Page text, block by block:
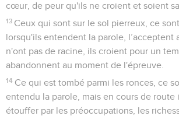
cœur, de peur qu'ils ne croient et soient
13 Ceux qui sont sur le sol pierreux, ce
lorsqu'ils entendent la parole, l’acceptent
n'ont pas de racine, ils croient pour un
abandonnent au moment de l'épreuve.
14 Ce qui est tombé parmi les ronces, ce
entendu la parole, mais en cours de route
étouffer par les préoccupations, les